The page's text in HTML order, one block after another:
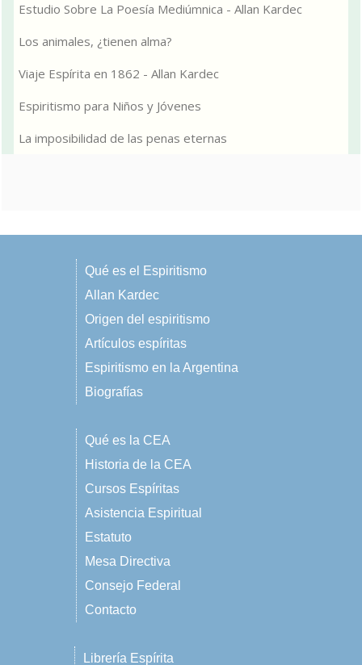
Estudio Sobre La Poesía Mediúmnica - Allan Kardec
Los animales, ¿tienen alma?
Viaje Espírita en 1862 - Allan Kardec
Espiritismo para Niños y Jóvenes
La imposibilidad de las penas eternas
Qué es el Espiritismo
Allan Kardec
Origen del espiritismo
Artículos espíritas
Espiritismo en la Argentina
Biografías
Qué es la CEA
Historia de la CEA
Cursos Espíritas
Asistencia Espiritual
Estatuto
Mesa Directiva
Consejo Federal
Contacto
Librería Espírita